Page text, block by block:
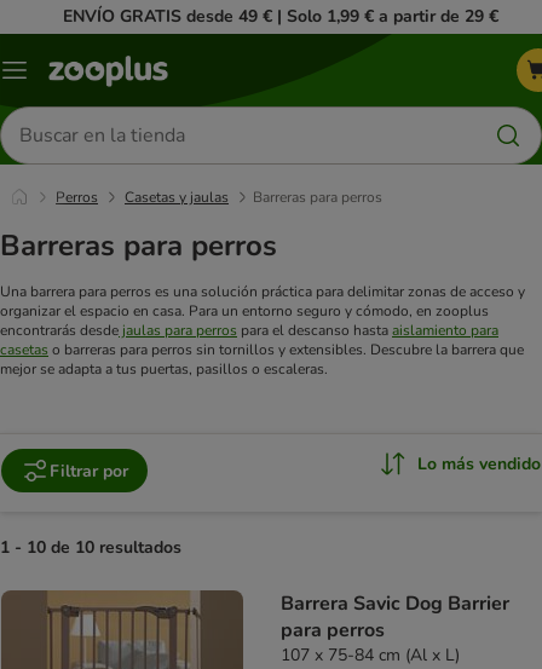
ENVÍO GRATIS desde 49 € | Solo 1,99 € a partir de 29 €
Menú
Buscar
productos
Perros Casetas y jaulas Barreras para perros
Barreras para perros
Una barrera para perros es una solución práctica para delimitar zonas de acceso y
organizar el espacio en casa. Para un entorno seguro y cómodo, en zooplus
encontrarás desde jaulas para perros para el descanso hastaaislamiento para
casetas o barreras para perros sin tornillos y extensibles. Descubre la barrera que
mejor se adapta a tus puertas, pasillos o escaleras.
Filtrar por Lo más vendido
1 - 10 de 10 resultados
Barrera Savic Dog Barrier
para perros
107 x 75-84 cm (Al x L)